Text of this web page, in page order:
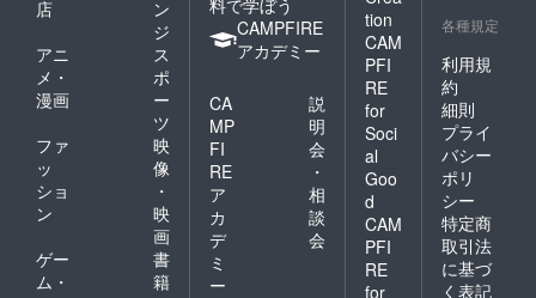
店
ン
ジ
アニ
メ・
漫画
ス
ポ
ー
ツ
ファ
ッ
ショ
ン
映
像
・
映
画
ゲー
ム・
書
籍
CAMPFIRE
アカデミー
CA
MP
FI
RE
ア
カ
デ
ミ
ー
説
明
会
・
相
談
会
tion
CAM
PFI
RE
for
Soci
al
Goo
d
CAM
PFI
RE
for
各種規定
利用規
約
細則
プライ
バシー
ポリ
シー
特定商
取引法
に基づ
く表記